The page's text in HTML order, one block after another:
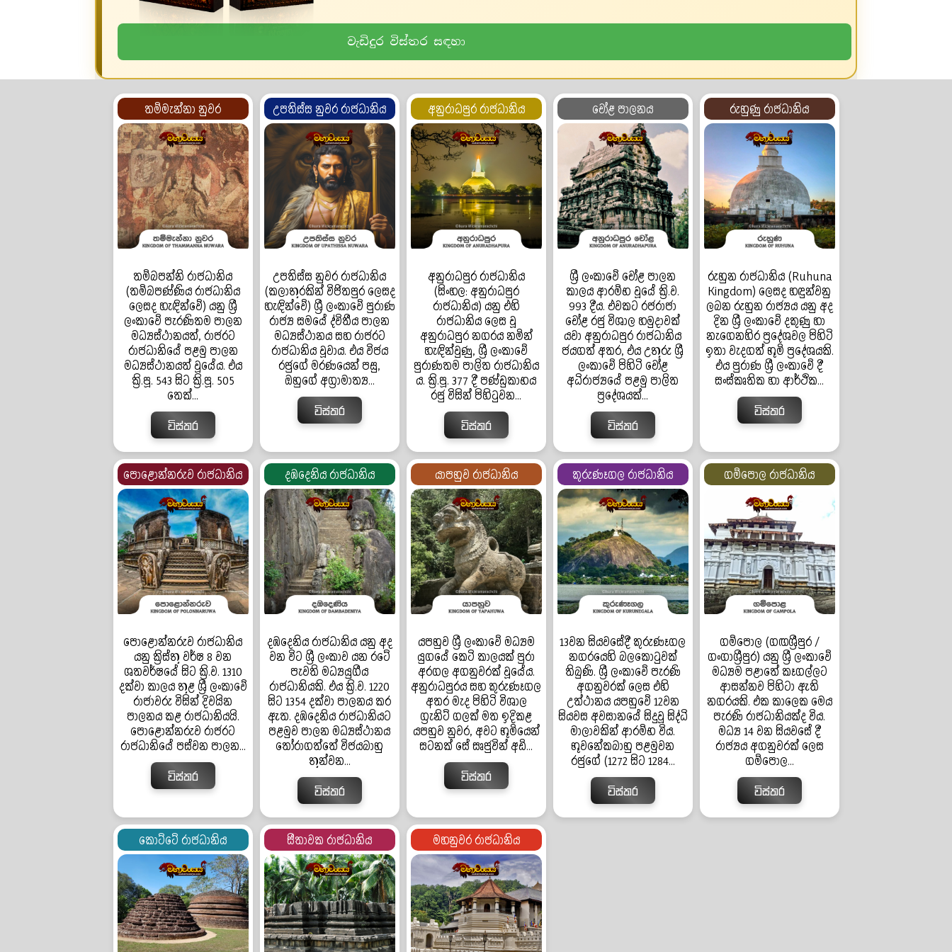
වැඩිදුර විස්තර සඳහා
තම්මැන්නා නුවර
තම්බපන්නි රාජධානිය
(තම්බපණ්ණිය රාජධානිය
ලෙසද හැඳින්වේ) යනු ශ්‍රී
ලංකාවේ පැරණිතම පාලන
මධ්‍යස්ථානයත්, රාජරට
රාජධානියේ පළමු පාලන
මධ්‍යස්ථානයත් වූයේය. එය
ක්‍රි.පූ. 543 සිට ක්‍රි.පූ. 505
තෙක්...
විස්තර
උපතිස්ස නුවර රාජධානිය
උපතිස්ස නුවර රාජධානිය
(කලාතුරකින් විජිතපුර ලෙසද
හැඳින්වේ) ශ්‍රී ලංකාවේ පුරාණ
රාජ්‍ය සමයේ ද්විතීය පාලන
මධ්‍යස්ථානය සහ රාජරට
රාජධානිය වූවාය. එය විජය
රජුගේ මරණයෙන් පසු,
ඔහුගේ අග්‍රාමාත්‍ය...
විස්තර
අනුරාධපුර රාජධානිය
අනුරාධපුර රාජධානිය
(සිංහල: අනුරාධපුර
රාජධානිය) යනු එහි
රාජධානිය ලෙස වූ
අනුරාධපුර නගරය නමින්
හැඳින්වුණු, ශ්‍රී ලංකාවේ
පුරාණතම පාලිත රාජධානිය
ය. ක්‍රි.පූ. 377 දී පණ්ඩුකාභය
රජු විසින් පිහිටුවන...
විස්තර
චෝළ පාලනය
ශ්‍රී ලංකාවේ චෝළ පාලන
කාලය ආරම්භ වූයේ ක්‍රි.ව.
993 දීය. එවකට රජරාජා
චෝළ රජු විශාල හමුදාවක්
යවා අනුරාධපුර රාජධානිය
ජයගත් අතර, එය උතුරු ශ්‍රී
ලංකාවේ පිහිටි චෝළ
අධිරාජ්‍යයේ පළමු පාලිත
ප්‍රදේශයක්...
විස්තර
රුහුණු රාජධානිය
රුහුන රාජධානිය (Ruhuna
Kingdom) ලෙසද හඳුන්වනු
ලබන රුහුන රාජ්‍යය යනු අද
දින ශ්‍රී ලංකාවේ දකුණු හා
නැගෙනහිර ප්‍රදේශවල පිහිටි
ඉතා වැදගත් භූමි ප්‍රදේශයකි.
එය පුරාණ ශ්‍රී ලංකාවේ දී
සංස්කෘතික හා ආර්ථික...
විස්තර
පොළොන්නරුව රාජධානිය
පොළොන්නරුව රාජධානිය
යනු ක්‍රිස්තු වර්ෂ 8 වන
ශතවර්ෂයේ සිට ක්‍රි.ව. 1310
දක්වා කාලය තුළ ශ්‍රී ලංකාවේ
රාජාවරු විසින් දිවයින
පාලනය කළ රාජධානියයි.
පොළොන්නරුව රාජරට
රාජධානියේ පස්වන පාලන...
විස්තර
දඹදෙනිය රාජධානිය
දඹදෙනිය රාජධානිය යනු අද
වන විට ශ්‍රී ලංකාව යන රටේ
පැවති මධ්‍යයුගීය
රාජධානියකි. එය ක්‍රි.ව. 1220
සිට 1354 දක්වා පාලනය කර
ඇත. දඹදෙනිය රාජධානියට
පළමුව පාලන මධ්‍යස්ථානය
තෝරාගත්තේ විජයබාහු
තුන්වන...
විස්තර
යාපහුව රාජධානිය
යපහුව ශ්‍රී ලංකාවේ මධ්‍යම
යුගයේ කෙටි කාලයක් පුරා
අරගල අගනුවරක් වූයේය.
අනුරාධපුරය සහ කුරුණෑගල
අතර මැද පිහිටි විශාල
ග්‍රැනිට් ගලක් මත ඉදිකළ
යපහුව නුවර, අවට භූමියෙන්
සටනක් සේ සෘජුවින් අඩි...
විස්තර
කුරුණෑගල රාජධානිය
13වන සියවසේදී කුරුණෑගල
නගරයෙහි බලකොටුවක්
තිබුණි. ශ්‍රී ලංකාවේ පැරණි
අගනුවරක් ලෙස එහි
උත්ථානය යපහුවේ 12වන
සියවස අවසානයේ සිදුවූ සිද්ධි
මාලාවකින් ආරම්භ විය.
භූවනේකබාහු පළමුවන
රජුගේ (1272 සිට 1284...
විස්තර
ගම්පොල රාජධානිය
ගම්පොල (ගඟශ්‍රීපුර /
ගංගාශ්‍රීපුර) යනු ශ්‍රී ලංකාවේ
මධ්‍යම පළාතේ කෑගල්ලට
ආසන්නව පිහිටා ඇති
නගරයකි. එක කාලෙක මෙය
පැරණි රාජධානියක්ද විය.
මධ්‍ය 14 වන සියවසේ දී
රාජ්‍යය අගනුවරක් ලෙස
ගම්පොල...
විස්තර
කොට්ටේ රාජධානිය සීතාවක රාජධානිය මහනුවර රාජධානිය